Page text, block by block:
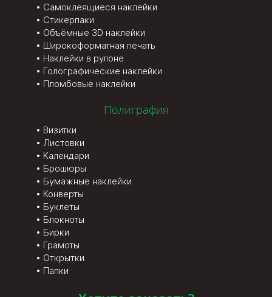
Самоклеящиеся наклейки
Стикерпаки
Объёмные 3D наклейки
Широкоформатная печать
Наклейки в рулоне
Голографические наклейки
Пломбовые наклейки
Полиграфия
Визитки
Листовки
Календари
Брошюры
Бумажные наклейки
Конверты
Буклеты
Блокноты
Бирки
Грамоты
Открытки
Папки